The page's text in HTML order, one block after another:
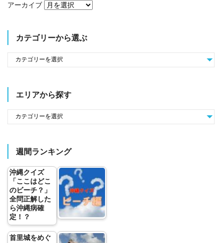
アーカイブ
カテゴリーから選ぶ
エリアから探す
週間ランキング
沖縄クイズ
「ここはどこ
のビーチ？」
全問正解した
ら沖縄病確
定！？
首里城をめぐ